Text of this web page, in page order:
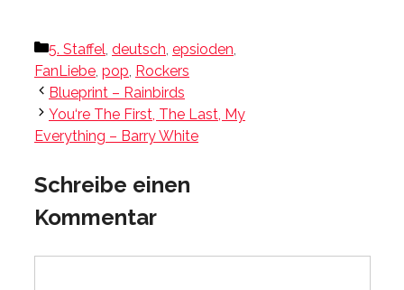
Kategorien
5. Staffel deutsch epsioden
FanLiebe pop Rockers
Blueprint – Rainbirds
You‘re The First, The Last, My
Everything – Barry White
Schreibe einen
Kommentar